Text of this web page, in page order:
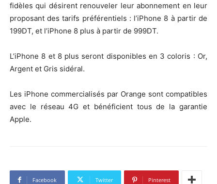
fidèles qui désirent renouveler leur abonnement en leur
proposant des tarifs préférentiels : l’iPhone 8 à partir de
199DT, et l’iPhone 8 plus à partir de 999DT.
L’iPhone 8 et 8 plus seront disponibles en 3 coloris : Or,
Argent et Gris sidéral.
Les iPhone commercialisés par Orange sont compatibles
avec le réseau 4G et bénéficient tous de la garantie
Apple.
Facebook Twitter Pinterest